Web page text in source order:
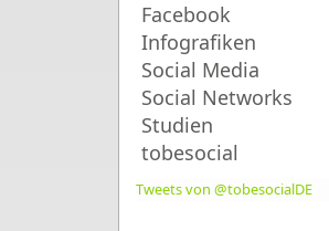
Facebook
Infografiken
Social Media
Social Networks
Studien
tobesocial
Tweets von @tobesocialDE